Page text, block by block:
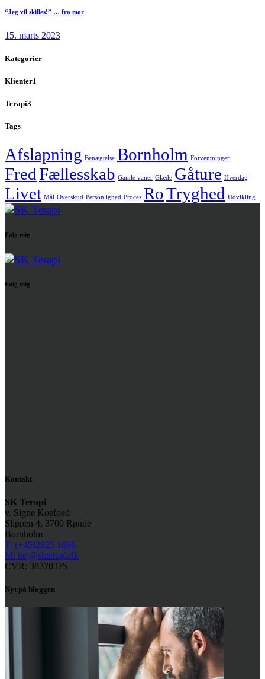
“Jeg vil skilles!” … fra mor
15. marts 2023
Kategorier
Klienter1
Terapi3
Tags
Afslapning Benægtelse Bornholm Forventninger
FredFællesskab Gamle vaner Glæde Gåture Hverdag
Livet Mål Overskud Personlighed Proces RoTryghed Udvikling
Følg mig
Følg mig
Kontakt
SK Terapi
v. Signe Koefoed
Slippen 4, 3700 Rønne
Bornholm
T: (+45)2925 1696
M: hej@skterapi.dk
CVR: 38370375
Nyt på bloggen